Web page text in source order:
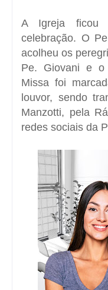
A Igreja ficou
celebração. O
acolheu os
Pe. Giovani e o
Missa foi
louvor, sendo
Manzotti, pela
redes sociais da